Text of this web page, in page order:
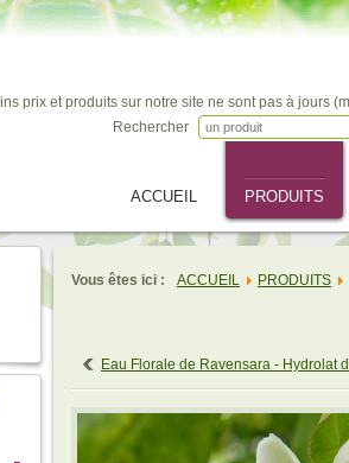
prix et produits sur notre site ne sont pas à jours
Rechercher
ACCUEIL PRODUITS
Vous êtes ici : ACCUEIL PRODUITS
Eau Florale de Ravensara - Hydrolat